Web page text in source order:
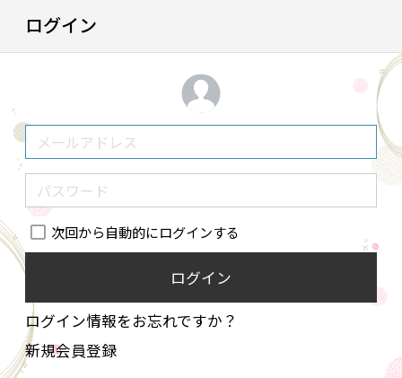
ログイン
次回から自動的にログインする
ログイン
ログイン情報をお忘れですか？
新規会員登録